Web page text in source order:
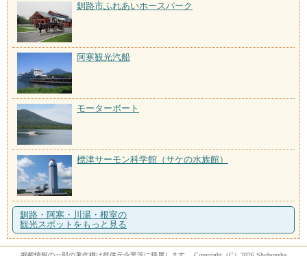
釧路市ふれあいホースパーク
阿寒観光汽船
モーターボート
標津サーモン科学館（サケの水族館）
釧路・阿寒・川湯・根室の
観光スポットをもっと見る